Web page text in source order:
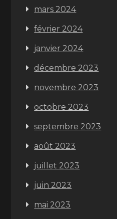
mars 2024
février 2024
janvier 2024
décembre 2023
novembre 2023
octobre 2023
septembre 2023
août 2023
juillet 2023
juin 2023
mai 2023